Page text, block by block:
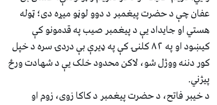
عفان چې د حضرت پیغمبر د دوو لوڼو میړه دی؛ ټوله
هستي او جایداد یې د پیغمبر صیب په قدمونو کې
کیښود او په ۸۲ کلنۍ کې په ډیرې بې دردۍ سره د خپل
کور دننه ووژل شو، لاکن محدود خلک یې د شهادت ورځ
پيژني.
د خیبر فاتح، د حضرت پیغمبر د کاکا زوی، زوم او